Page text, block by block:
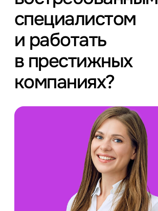
специалистом
и работать
в престижных
компаниях?